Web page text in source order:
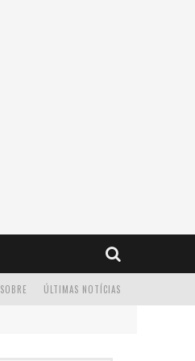
ÚLTIMAS NOTÍCIAS
SOBRE